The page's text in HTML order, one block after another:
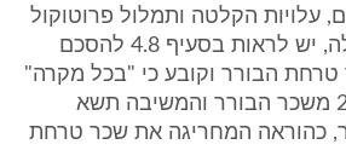
עלויות הקלטה ותמלול פרוטוקול
וכיוצ"ב. בנסיבות אלה, יש לראות בסעיף 4.8 להסכם
טרחת הבורר וקובע כי "בכל מקרה"
המבקש ישא ב- 20% משכר הבורר והמשיבה תשא
כהוראה המחריגה את שכר טרחת